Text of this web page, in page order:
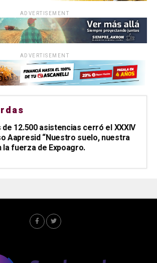
ADVERTISEMENT
ADVERTISEMENT
de 12.500 asistencias cerró el XXXIV
Aapresid “Nuestro suelo, nuestra
la fuerza de Expoagro.